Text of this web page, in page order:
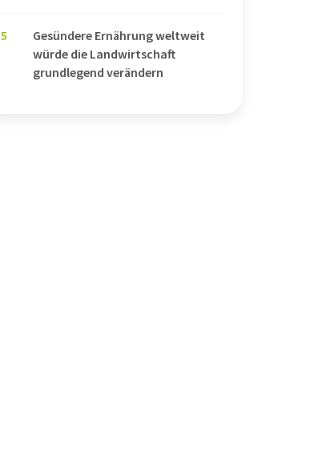
5
Gesündere Ernährung weltweit
würde die Landwirtschaft
grundlegend verändern